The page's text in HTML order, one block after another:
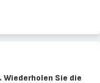
Wiederholen Sie die